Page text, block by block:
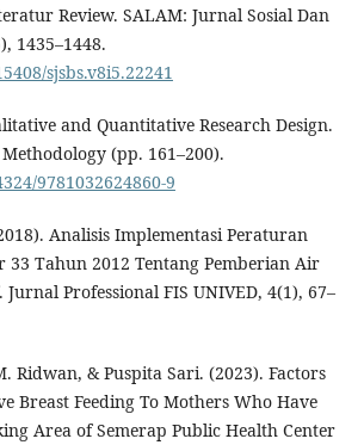
Review. SALAM: Jurnal Sosial Dan
1435–1448.
sjsbs.v8i5.22241
and Quantitative Research Design.
(pp. 161–200).
9781032624860-9
Analisis Implementasi Peraturan
33 Tahun 2012 Tentang Pemberian Air
Professional FIS UNIVED, 4(1), 67–
Ridwan, & Puspita Sari. (2023). Factors
Breast Feeding To Mothers Who Have
Area of Semerap Public Health Center